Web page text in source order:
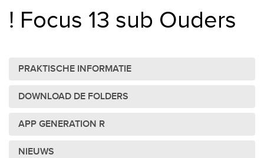
! Focus 13 sub Ouders
PRAKTISCHE INFORMATIE
DOWNLOAD DE FOLDERS
APP GENERATION R
NIEUWS